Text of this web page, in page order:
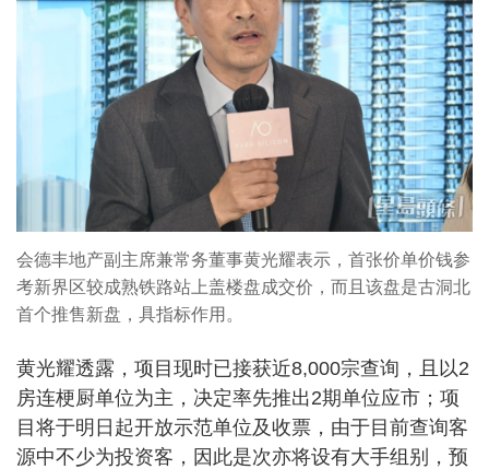
会德丰地产副主席兼常务董事黄光耀表示，首张价单价钱参
考新界区较成熟铁路站上盖楼盘成交价，而且该盘是古洞北
首个推售新盘，具指标作用。
黄光耀透露，项目现时已接获近8,000宗查询，且以2
房连梗厨单位为主，决定率先推出2期单位应市；项
目将于明日起开放示范单位及收票，由于目前查询客
源中不少为投资客，因此是次亦将设有大手组别，预